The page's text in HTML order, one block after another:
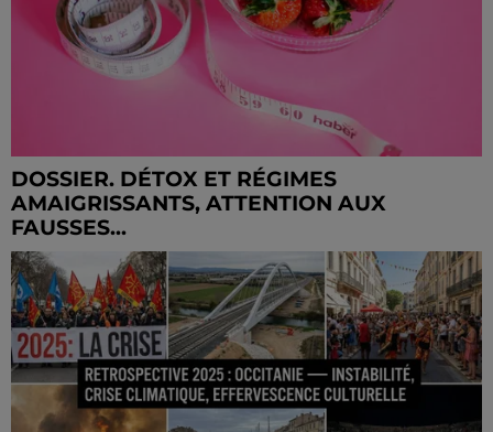
DOSSIER. DÉTOX ET RÉGIMES
AMAIGRISSANTS, ATTENTION AUX
FAUSSES...